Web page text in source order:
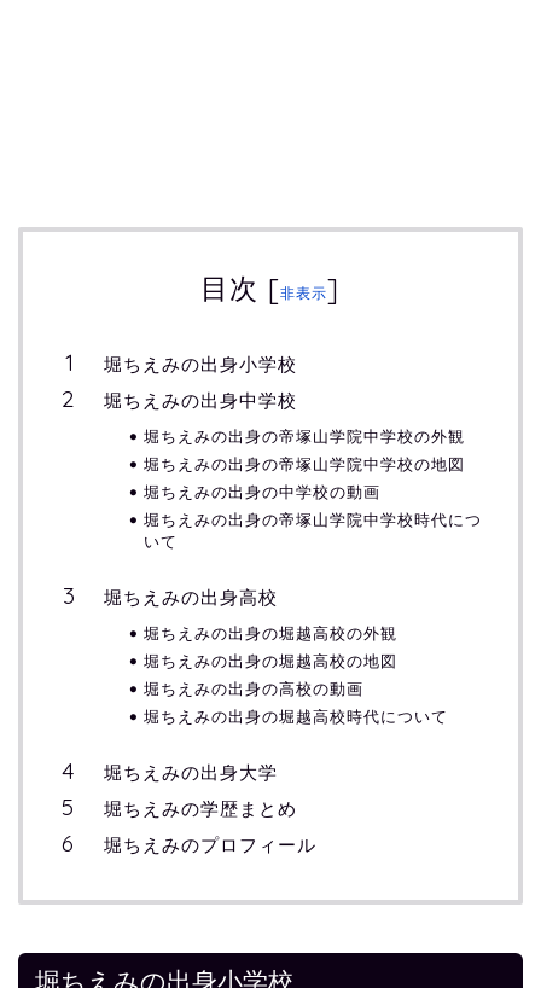
目次 [非表示]
堀ちえみの出身小学校
堀ちえみの出身中学校
堀ちえみの出身の帝塚山学院中学校の外観
堀ちえみの出身の帝塚山学院中学校の地図
堀ちえみの出身の中学校の動画
堀ちえみの出身の帝塚山学院中学校時代につ
いて
堀ちえみの出身高校
堀ちえみの出身の堀越高校の外観
堀ちえみの出身の堀越高校の地図
堀ちえみの出身の高校の動画
堀ちえみの出身の堀越高校時代について
堀ちえみの出身大学
堀ちえみの学歴まとめ
堀ちえみのプロフィール
堀ちえみの出身小学校